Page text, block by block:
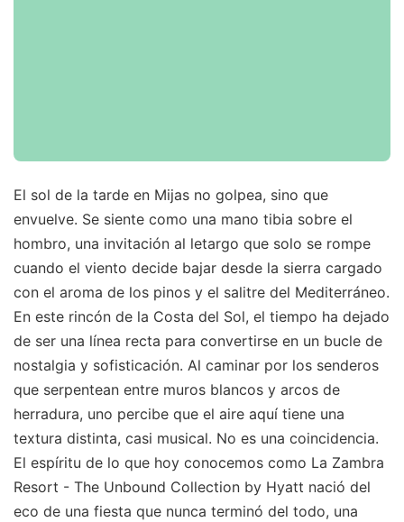
El sol de la tarde en Mijas no golpea, sino que
envuelve. Se siente como una mano tibia sobre el
hombro, una invitación al letargo que solo se rompe
cuando el viento decide bajar desde la sierra cargado
con el aroma de los pinos y el salitre del Mediterráneo.
En este rincón de la Costa del Sol, el tiempo ha dejado
de ser una línea recta para convertirse en un bucle de
nostalgia y sofisticación. Al caminar por los senderos
que serpentean entre muros blancos y arcos de
herradura, uno percibe que el aire aquí tiene una
textura distinta, casi musical. No es una coincidencia.
El espíritu de lo que hoy conocemos como La Zambra
Resort - The Unbound Collection by Hyatt nació del
eco de una fiesta que nunca terminó del todo, una